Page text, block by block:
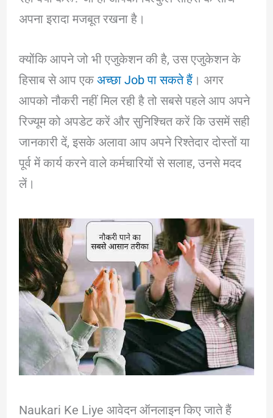
अपना इरादा मजबूत रखना है।
क्योंकि आपने जो भी एजुकेशन की है, उस एजुकेशन के
हिसाब से आप एकअच्छा Job पा सकते हैं। अगर
आपको नौकरी नहीं मिल रही है तो सबसे पहले आप अपने
रिज्यूम को अपडेट करें और सुनिश्चित करें कि उसमें सही
जानकारी दें, इसके अलावा आप अपने रिश्तेदार दोस्तों या
पूर्व में कार्य करने वाले कर्मचारियों से सलाह, उनसे मदद
लें।
Naukari Ke Liye आवेदन ऑनलाइन किए जाते हैं